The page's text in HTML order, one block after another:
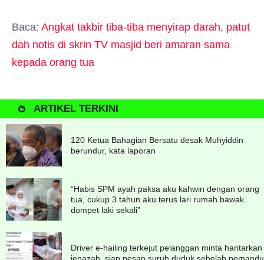
Baca: Angkat takbir tiba-tiba menyirap darah, patut
dah notis di skrin TV masjid beri amaran sama
kepada orang tua
ARTIKEL TERKINI
120 Ketua Bahagian Bersatu desak Muhyiddin
berundur, kata laporan
“Habis SPM ayah paksa aku kahwin dengan orang
tua, cukup 3 tahun aku terus lari rumah bawak
dompet laki sekali”
Driver e-hailing terkejut pelanggan minta hantarkan
jenazah, siap pesan suruh duduk sebelah pemandu